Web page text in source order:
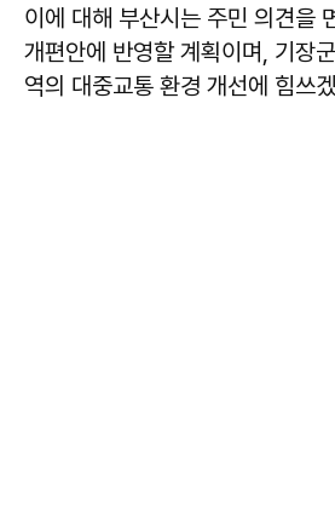
이에 대해 부산시는 주민 의견을
개편안에 반영할 계획이며, 기장
역의 대중교통 환경 개선에 힘쓰